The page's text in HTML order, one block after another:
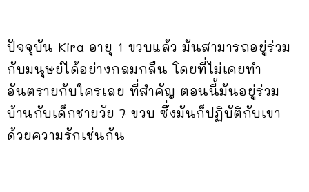
ปัจจุบัน Kira อายุ 1 ขวบแล้ว มันสามารถอยู่ร่วม
กับมนุษย์ได้อย่างกลมกลืน โดยที่ไม่เคยทำ
อันตรายกับใครเลย ที่สำคัญ ตอนนี้มันอยู่ร่วม
บ้านกับเด็กชายวัย 7 ขวบ ซึ่งมันก็ปฏิบัติกับเขา
ด้วยความรักเช่นกัน